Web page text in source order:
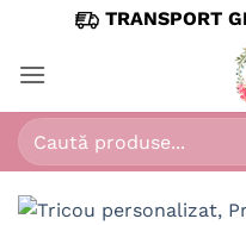
content
TRANSPORT
Caută
după: